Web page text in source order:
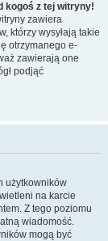
kogoś z tej witryny!
zawiera
którzy wysyłają takie
otrzymanego e-
zawierają one
podjąć
użytkowników
na karcie
Z tego poziomu
wiadomość.
mogą być